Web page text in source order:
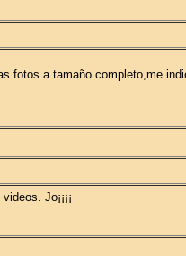
fotos a tamaño completo,me
Jo¡¡¡¡